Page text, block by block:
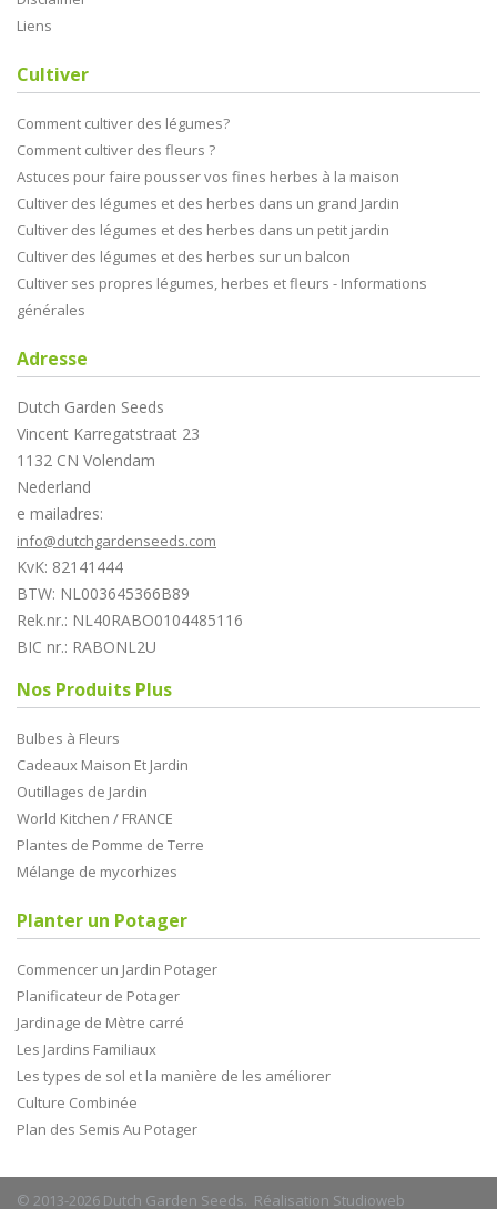
Liens
Cultiver
Comment cultiver des légumes?
Comment cultiver des fleurs ?
Astuces pour faire pousser vos fines herbes à la maison
Cultiver des légumes et des herbes dans un grand Jardin
Cultiver des légumes et des herbes dans un petit jardin
Cultiver des légumes et des herbes sur un balcon
Cultiver ses propres légumes, herbes et fleurs - Informations
générales
Adresse
Dutch Garden Seeds
Vincent Karregatstraat 23
1132 CN Volendam
Nederland
e mailadres:
info@dutchgardenseeds.com
KvK: 82141444
BTW: NL003645366B89
Rek.nr.: NL40RABO0104485116
BIC nr.: RABONL2U
Nos Produits Plus
Bulbes à Fleurs
Cadeaux Maison Et Jardin
Outillages de Jardin
World Kitchen / FRANCE
Plantes de Pomme de Terre
Mélange de mycorhizes
Planter un Potager
Commencer un Jardin Potager
Planificateur de Potager
Jardinage de Mètre carré
Les Jardins Familiaux
Les types de sol et la manière de les améliorer
Culture Combinée
Plan des Semis Au Potager
© 2013-2026 Dutch Garden Seeds. Réalisation Studioweb